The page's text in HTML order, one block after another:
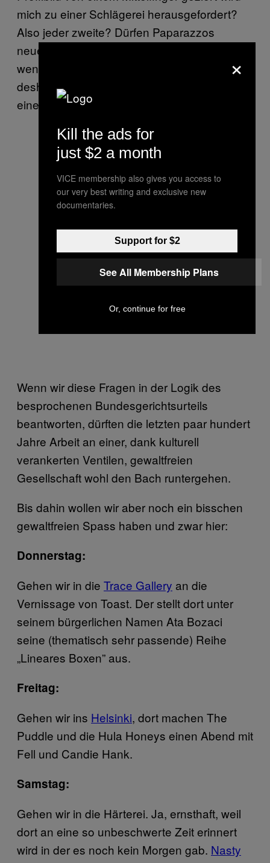
mich zu einer Schlägerei herausgefordert?
Also jeder zweite? Dürfen Paparazzos
neuerdings den Promis auf die Fresse hauen,
wenn diese den Mittelfinger zeigen und
deshalb angefangen haben? Brauche ich
einen
Flammenwerfer an der Autotür
Wenn wir diese Fragen in der Logik des
besprochenen Bundesgerichtsurteils
beantworten, dürften die letzten paar hundert
Jahre Arbeit an einer, dank kulturell
verankerten Ventilen, gewaltfreien
Gesellschaft wohl den Bach runtergehen.
Bis dahin wollen wir aber noch ein bisschen
gewaltfreien Spass haben und zwar hier:
Donnerstag:
Gehen wir in die Trace Gallery an die
Vernissage von Toast. Der stellt dort unter
seinem bürgerlichen Namen Ata Bozaci
seine (thematisch sehr passende) Reihe
„Lineares Boxen” aus.
Freitag:
Gehen wir ins Helsinki, dort machen The
Puddle und die Hula Honeys einen Abend mit
Fell und Candie Hank.
Samstag:
Gehen wir in die Härterei. Ja, ernsthaft, weil
dort an eine so unbeschwerte Zeit erinnert
wird in der es noch kein Morgen gab. Nasty
×
Kill the ads for
just $2 a month
VICE membership also gives you access to
our very best writing and exclusive new
documentaries.
Support for $2
See All Membership Plans
Or, continue for free